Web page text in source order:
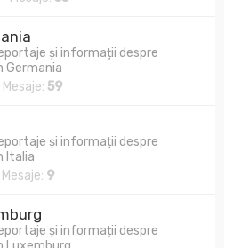
și informații despre
Germania
59
și informații despre
Italia
9
și informații despre